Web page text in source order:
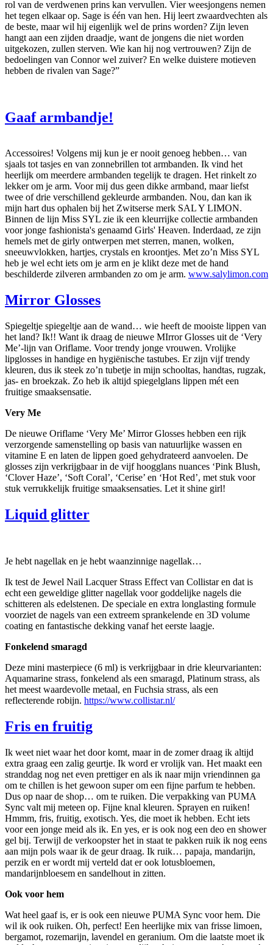
rol van de verdwenen prins kan vervullen. Vier weesjongens nemen
het tegen elkaar op. Sage is één van hen. Hij leert zwaardvechten als
de beste, maar wil hij eigenlijk wel de prins worden? Zijn leven
hangt aan een zijden draadje, want de jongens die niet worden
uitgekozen, zullen sterven. Wie kan hij nog vertrouwen? Zijn de
bedoelingen van Connor wel zuiver? En welke duistere motieven
hebben de rivalen van Sage?”
Gaaf armbandje!
Accessoires! Volgens mij kun je er nooit genoeg hebben… van
sjaals tot tasjes en van zonnebrillen tot armbanden. Ik vind het
heerlijk om meerdere armbanden tegelijk te dragen. Het rinkelt zo
lekker om je arm. Voor mij dus geen dikke armband, maar liefst
twee of drie verschillend gekleurde armbanden. Nou, dan kan ik
mijn hart dus ophalen bij het Zwitserse merk SAL Y LIMON.
Binnen de lijn Miss SYL zie ik een kleurrijke collectie armbanden
voor jonge fashionista's genaamd Girls' Heaven. Inderdaad, ze zijn
hemels met de girly ontwerpen met sterren, manen, wolken,
sneeuwvlokken, hartjes, crystals en kroontjes. Met zo’n Miss SYL
heb je wel echt iets om je arm en je klikt deze met de hand
beschilderde zilveren armbanden zo om je arm. www.salylimon.com
Mirror Glosses
Spiegeltje spiegeltje aan de wand… wie heeft de mooiste lippen van
het land? Ik!! Want ik draag de nieuwe MIrror Glosses uit de ‘Very
Me’-lijn van Oriflame. Voor trendy jonge vrouwen. Vrolijke
lipglosses in handige en hygiënische tastubes. Er zijn vijf trendy
kleuren, dus ik steek zo’n tubetje in mijn schooltas, handtas, rugzak,
jas- en broekzak. Zo heb ik altijd spiegelglans lippen mét een
fruitige smaaksensatie.
Very Me
De nieuwe Oriflame ‘Very Me’ Mirror Glosses hebben een rijk
verzorgende samenstelling op basis van natuurlijke wassen en
vitamine E en laten de lippen goed gehydrateerd aanvoelen. De
glosses zijn verkrijgbaar in de vijf hoogglans nuances ‘Pink Blush,
‘Clover Haze’, ‘Soft Coral’, ‘Cerise’ en ‘Hot Red’, met stuk voor
stuk verrukkelijk fruitige smaaksensaties. Let it shine girl!
Liquid glitter
Je hebt nagellak en je hebt waanzinnige nagellak…
Ik test de Jewel Nail Lacquer Strass Effect van Collistar en dat is
echt een geweldige glitter nagellak voor goddelijke nagels die
schitteren als edelstenen. De speciale en extra longlasting formule
voorziet de nagels van een extreem sprankelende en 3D volume
coating en fantastische dekking vanaf het eerste laagje.
Fonkelend smaragd
Deze mini masterpiece (6 ml) is verkrijgbaar in drie kleurvarianten:
Aquamarine strass, fonkelend als een smaragd, Platinum strass, als
het meest waardevolle metaal, en Fuchsia strass, als een
reflecterende robijn. https://www.collistar.nl/
Fris en fruitig
Ik weet niet waar het door komt, maar in de zomer draag ik altijd
extra graag een zalig geurtje. Ik word er vrolijk van. Het maakt een
stranddag nog net even prettiger en als ik naar mijn vriendinnen ga
om te chillen is het gewoon super om een fijne parfum te hebben.
Dus op naar de shop… om te ruiken. Die verpakking van PUMA
Sync valt mij meteen op. Fijne knal kleuren. Sprayen en ruiken!
Hmmm, fris, fruitig, exotisch. Yes, die moet ik hebben. Echt iets
voor een jonge meid als ik. En yes, er is ook nog een deo en shower
gel bij. Terwijl de verkoopster het in staat te pakken ruik ik nog eens
aan mijn pols waar ik de geur draag. Ik ruik… papaja, mandarijn,
perzik en er wordt mij verteld dat er ook lotusbloemen,
mandarijnbloesem en sandelhout in zitten.
Ook voor hem
Wat heel gaaf is, er is ook een nieuwe PUMA Sync voor hem. Die
wil ik ook ruiken. Oh, perfect! Een heerlijke mix van frisse limoen,
bergamot, rozemarijn, lavendel en geranium. Om die laatste moet ik